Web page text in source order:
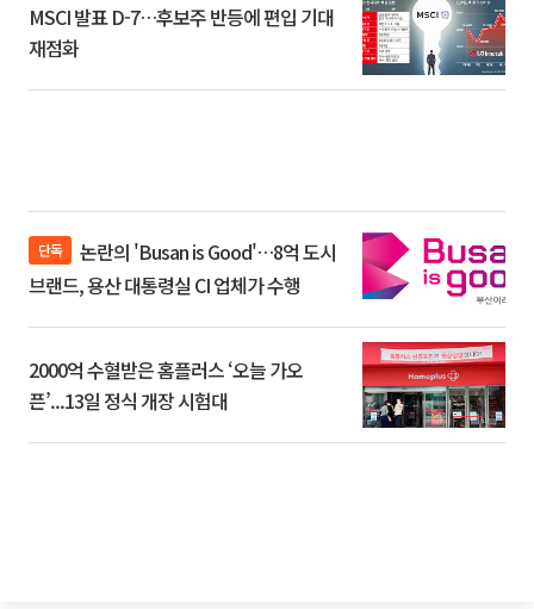
MSCI 발표 D-7…후보주 반등에 편입 기대
재점화
단독
브랜드, 용산 대통령실 CI 업체가 수행
2000억 수혈받은 홈플러스 ‘오늘 가오
픈’...13일 정식 개장 시험대